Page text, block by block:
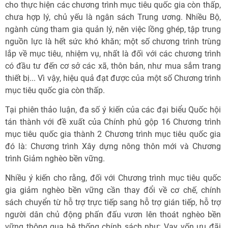
cho thực hiện các chương trình mục tiêu quốc gia còn thấp,
chưa hợp lý, chủ yếu là ngân sách Trung ương. Nhiều Bộ,
ngành cùng tham gia quản lý, nên việc lồng ghép, tập trung
nguồn lực là hết sức khó khăn; một số chương trình trùng
lắp về mục tiêu, nhiệm vụ, nhất là đối với các chương trình
có đầu tư đến cơ sở các xã, thôn bản, như mua sắm trang
thiết bị... Vì vậy, hiệu quả đạt được của một số Chương trình
mục tiêu quốc gia còn thấp.
Tại phiên thảo luận, đa số ý kiến của các đại biểu Quốc hội
tán thành với đề xuất của Chính phủ gộp 16 Chương trình
mục tiêu quốc gia thành 2 Chương trình mục tiêu quốc gia
đó là: Chương trình Xây dựng nông thôn mới và Chương
trình Giảm nghèo bền vững.
Nhiều ý kiến cho rằng, đối với Chương trình mục tiêu quốc
gia giảm nghèo bền vững cần thay đổi về cơ chế, chính
sách chuyển từ hỗ trợ trực tiếp sang hỗ trợ gián tiếp, hỗ trợ
người dân chủ động phấn đấu vươn lên thoát nghèo bền